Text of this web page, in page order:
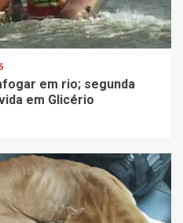
em rio; segunda
em Glicério